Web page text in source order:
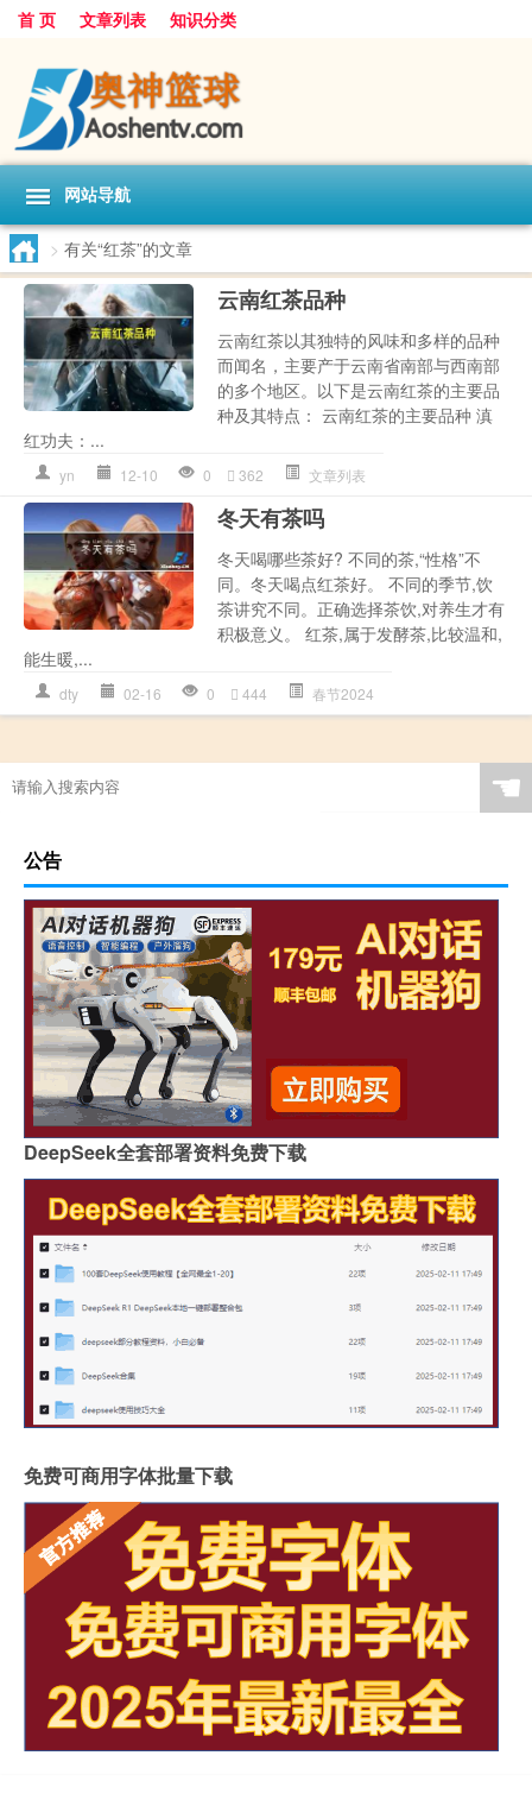
首 页 文章列表 知识分类
网站导航
> 有关“红茶”的文章
云南红茶品种
云南红茶以其独特的风味和多样的品种
而闻名，主要产于云南省南部与西南部
的多个地区。以下是云南红茶的主要品
种及其特点： 云南红茶的主要品种 滇
红功夫：...
yn 12-10 0 362 文章列表
冬天有茶吗
冬天喝哪些茶好? 不同的茶,“性格”不
同。冬天喝点红茶好。 不同的季节,饮
茶讲究不同。正确选择茶饮,对养生才有
积极意义。 红茶,属于发酵茶,比较温和,
能生暖,...
dty 02-16 0 444 春节2024
☚
公告
DeepSeek全套部署资料免费下载
免费可商用字体批量下载